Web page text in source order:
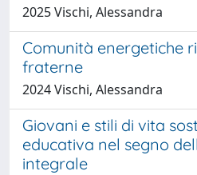
2025 Vischi, Alessandra
Comunità energetiche
fraterne
2024 Vischi, Alessandra
Giovani e stili di vita
educativa nel segno
integrale